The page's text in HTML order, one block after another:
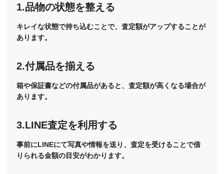
1.品物の状態を整える
キレイな状態で持ち込むことで、査定額がアップすることが
あります。
2.付属品を揃える
箱や保証書などの付属品があると、査定額が高くなる場合が
あります。
3.LINE査定を利用する
事前にLINEにて写真や情報を送り、査定を受けることで借
りられる金額の目安がわかります。